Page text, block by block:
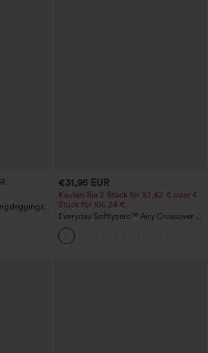
Push-up-
und
€31,95 EUR
Kaufen Sie 2 Stück für 52,62 € oder 4
Stück für 105,24 €.
Everyday Softlyzero™ Airy Crossover 2-
in-1-Mini-Tennisrock mit Seitentaschen-
Lucid-UPF50+